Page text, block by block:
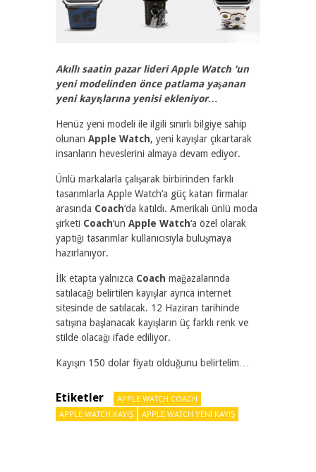
Akıllı saatin pazar lideri Apple Watch ‘un
yeni modelinden önce patlama yaşanan
yeni kayışlarına yenisi ekleniyor…
Henüz yeni modeli ile ilgili sınırlı bilgiye sahip
olunan Apple Watch, yeni kayışlar çıkartarak
insanların heveslerini almaya devam ediyor.
Ünlü markalarla çalışarak birbirinden farklı
tasarımlarla Apple Watch’a güç katan firmalar
arasında Coach‘da katıldı. Amerikalı ünlü moda
şirketi Coach‘un Apple Watch‘a özel olarak
yaptığı tasarımlar kullanıcısıyla buluşmaya
hazırlanıyor.
İlk etapta yalnızca Coach mağazalarında
satılacağı belirtilen kayışlar ayrıca internet
sitesinde de satılacak. 12 Haziran tarihinde
satışına başlanacak kayışların üç farklı renk ve
stilde olacağı ifade ediliyor.
Kayışın 150 dolar fiyatı olduğunu belirtelim…
Etiketler
APPLE WATCH COACH
APPLE WATCH KAYIŞ
APPLE WATCH YENI KAYIŞ